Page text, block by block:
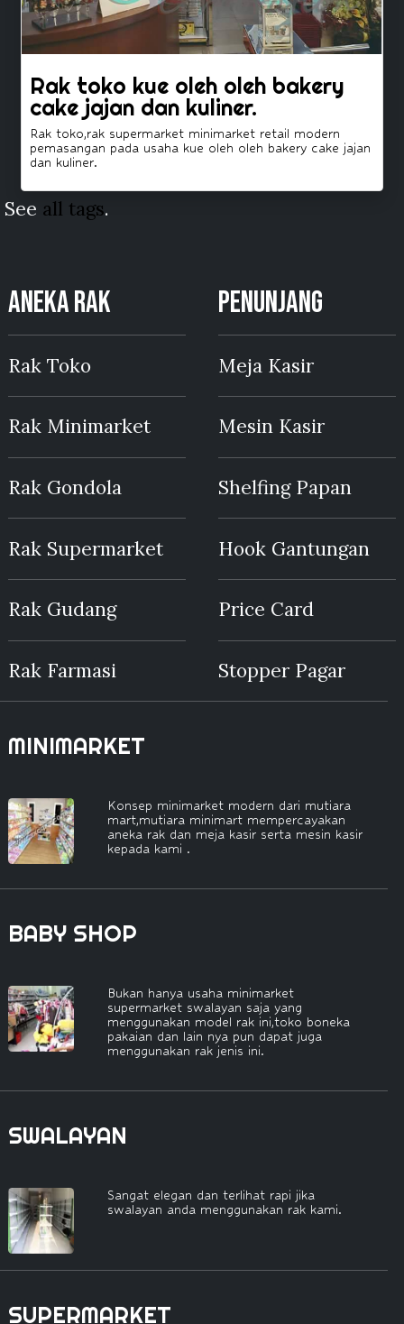
Rak toko kue oleh oleh bakery
cake jajan dan kuliner.
Rak toko,rak supermarket minimarket retail modern
pemasangan pada usaha kue oleh oleh bakery cake jajan
dan kuliner.
See all tags.
ANEKA RAK
Rak Toko
Rak Minimarket
Rak Gondola
Rak Supermarket
Rak Gudang
Rak Farmasi
PENUNJANG
Meja Kasir
Mesin Kasir
Shelfing Papan
Hook Gantungan
Price Card
Stopper Pagar
MINIMARKET
Konsep minimarket modern dari mutiara
mart,mutiara minimart mempercayakan
aneka rak dan meja kasir serta mesin kasir
kepada kami .
BABY SHOP
Bukan hanya usaha minimarket
supermarket swalayan saja yang
menggunakan model rak ini,toko boneka
pakaian dan lain nya pun dapat juga
menggunakan rak jenis ini.
SWALAYAN
Sangat elegan dan terlihat rapi jika
swalayan anda menggunakan rak kami.
SUPERMARKET